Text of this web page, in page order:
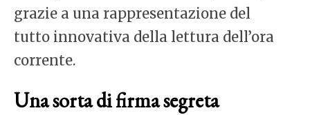
grazie a una rappresentazione del
tutto innovativa della lettura dell’ora
corrente.
Una sorta di firma segreta